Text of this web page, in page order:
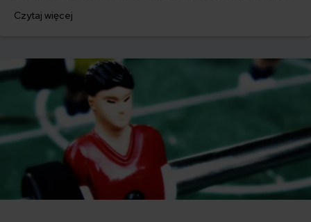
znajdziesz wszelkie szczegóły!
Czytaj więcej